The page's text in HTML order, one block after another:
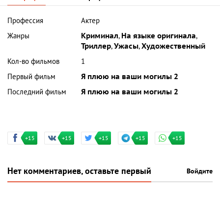
Профессия
Актер
Жанры
Криминал, На языке оригинала,
Триллер,Ужасы,Художественный
Кол-во фильмов
1
Первый фильм
Я плюю на ваши могилы 2
Последний фильм
Я плюю на ваши могилы 2
+15 +15 +15 +15 +15
Нет комментариев, оставьте первый Войдите